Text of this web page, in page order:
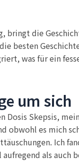
bringt die
besten
was für ein
um sich
Dosis Skepsis,
obwohl es mich
Ich
als auch